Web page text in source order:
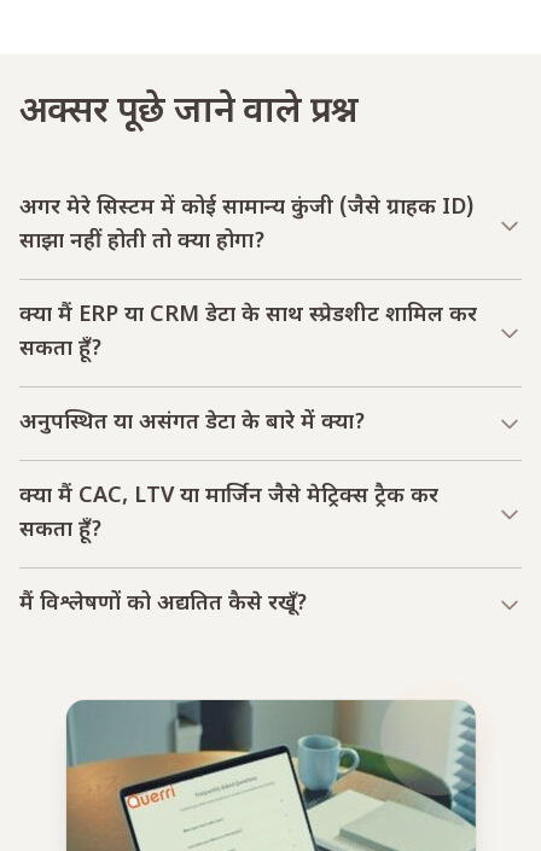
अक्सर पूछे जाने वाले प्रश्न
अगर मेरे सिस्टम में कोई सामान्य कुंजी (जैसे ग्राहक ID)
साझा नहीं होती तो क्या होगा?
क्या मैं ERP या CRM डेटा के साथ स्प्रेडशीट शामिल कर
सकता हूँ?
अनुपस्थित या असंगत डेटा के बारे में क्या?
क्या मैं CAC, LTV या मार्जिन जैसे मेट्रिक्स ट्रैक कर
सकता हूँ?
मैं विश्लेषणों को अद्यतित कैसे रखूँ?